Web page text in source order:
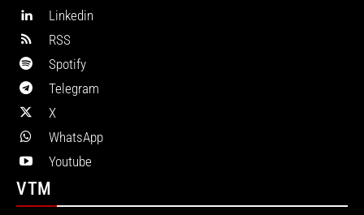
Linkedin
RSS
Spotify
Telegram
X
WhatsApp
Youtube
VTM